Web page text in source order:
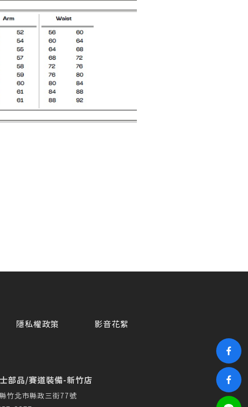
隱私權政策 影音花絮
部品/賽道裝備-新竹店
竹北市縣政三街77號